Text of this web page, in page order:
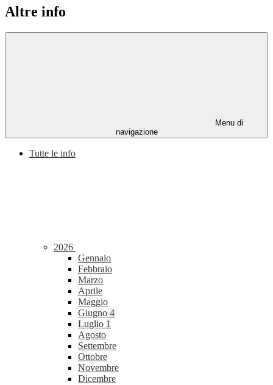
Altre info
Menu di
navigazione
Tutte le info
2026
Gennaio
Febbraio
Marzo
Aprile
Maggio
Giugno 4
Luglio 1
Agosto
Settembre
Ottobre
Novembre
Dicembre